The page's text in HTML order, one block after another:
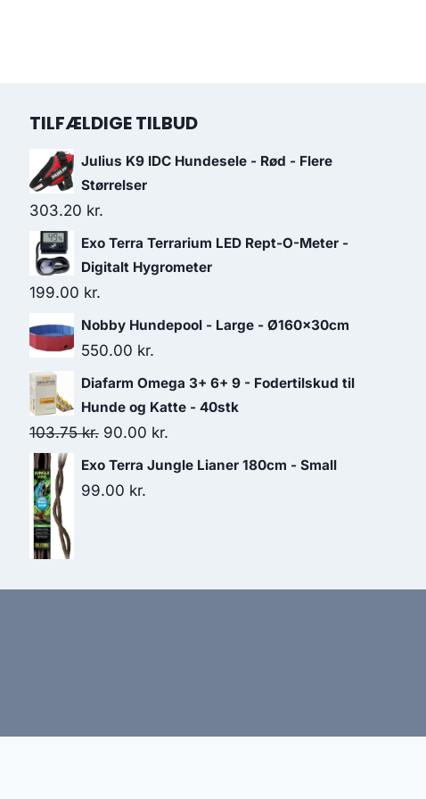
TILFÆLDIGE TILBUD
Julius K9 IDC Hundesele - Rød - Flere
Størrelser
303.20 kr.
Exo Terra Terrarium LED Rept-O-Meter -
Digitalt Hygrometer
199.00 kr.
Nobby Hundepool - Large - Ø160x30cm
550.00 kr.
Diafarm Omega 3+ 6+ 9 - Fodertilskud til
Hunde og Katte - 40stk
103.75kr. Den
oprindelige
pris
90.00 kr.
aktuelle
Exo Terra Jungle Lianer 180cm - Small
99.00 kr.